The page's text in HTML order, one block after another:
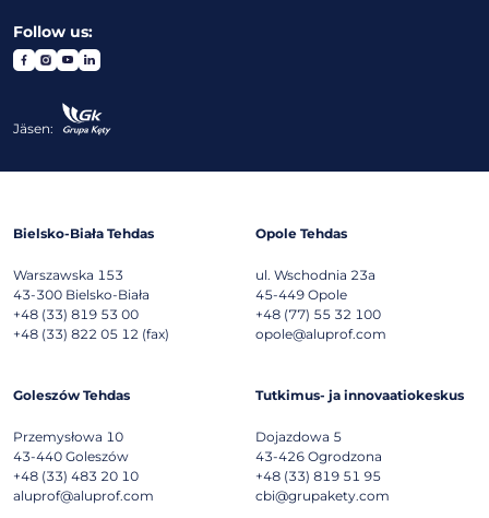
Follow us:
Jäsen:
Bielsko-Biała Tehdas
Warszawska 153
43-300 Bielsko-Biała
+48 (33) 819 53 00
+48 (33) 822 05 12 (fax)
Opole Tehdas
ul. Wschodnia 23a
45-449 Opole
+48 (77) 55 32 100
opole@aluprof.com
Goleszów Tehdas
Przemysłowa 10
43-440 Goleszów
+48 (33) 483 20 10
aluprof@aluprof.com
Tutkimus- ja innovaatiokeskus
Dojazdowa 5
43-426 Ogrodzona
+48 (33) 819 51 95
cbi@grupakety.com